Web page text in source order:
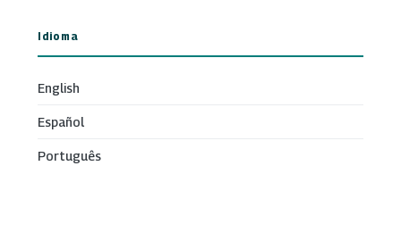
Idioma
English
Español
Português